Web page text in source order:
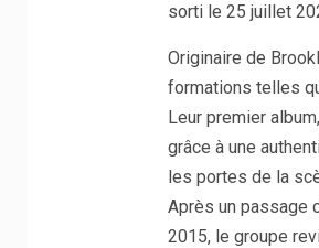
sorti le 25 juillet
Originaire de
formations telles
Leur premier album,
grâce à une
les portes de la
Après un passage
2015, le groupe